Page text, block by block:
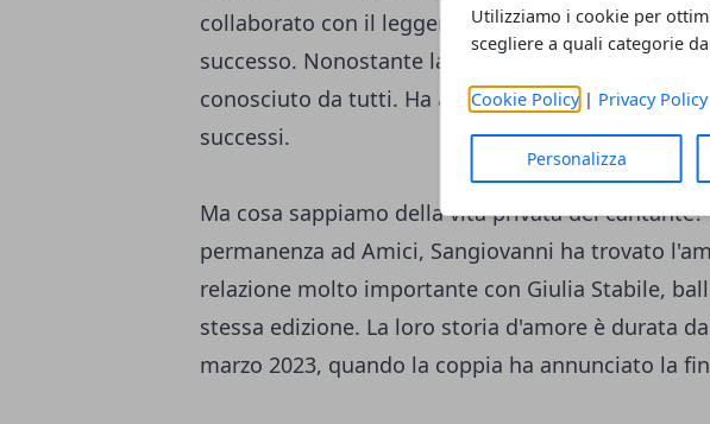
Utilizziamo i cookie per
scegliere a quali categorie
Cookie Policy| Privacy Policy
Personalizza
collaborato con il leggendario Gianni Morandi,
successo. Nonostante la sua giovane età,
conosciuto da tutti. Ha anche collaborato con Mr
successi.
Ma cosa sappiamo della vita privata del
permanenza ad Amici, Sangiovanni ha trovato
relazione molto importante con Giulia Stabile,
stessa edizione. La loro storia d'amore è durata
marzo 2023, quando la coppia ha annunciato la